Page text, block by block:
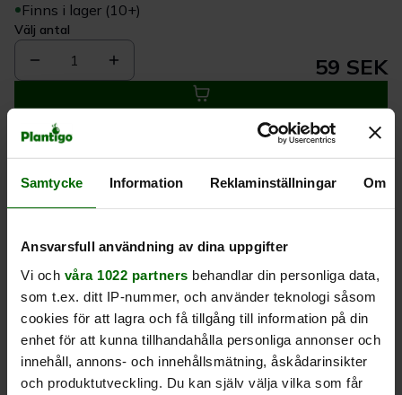
Samtycke Information Reklaminställningar Om
Ansvarsfull användning av dina uppgifter
Vi och våra 1022 partners behandlar din personliga data,
som t.ex. ditt IP-nummer, och använder teknologi såsom
cookies för att lagra och få tillgång till information på din
enhet för att kunna tillhandahålla personliga annonser och
innehåll, annons- och innehållsmätning, åskådarinsikter
och produktutveckling. Du kan själv välja vilka som får
Finns i lager (10+)
Välj antal
1 59 SEK
Köp
Leverans 1-
3 dagar
Kvalitet till
rätt pris
Eget lager allt i
en leverans
Produktrecensioner